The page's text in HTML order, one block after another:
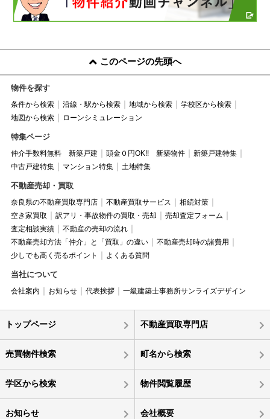
このページの先頭へ
物件を探す
条件から検索 沿線・駅から検索 地域から検索
学校区から検索
地図から検索
ローンシミュレーション
特集ページ
仲介手数料無料 新築戸建 頭金０円OK!! 新築物件
新築戸建特集
中古戸建特集
マンション特集 土地特集
不動産売却・買取
奈良県の不動産買取専門店 不動産買取サービス
相続対策
空き家買取
訳アリ・事故物件の買取・売却
売却査定フォーム
査定相談実績
不動産の売却の流れ
不動産売却方法「仲介」と「買取」の違い
不動産売却時の諸費用
少しでも高く売るポイント
よくある質問
当社について
会社案内 お知らせ 代表挨拶 一級建築士事務所サンライズデザイン
トップページ 不動産買取専門店
売買物件検索 町名から検索
学区から検索 物件閲覧履歴
お知らせ 会社概要